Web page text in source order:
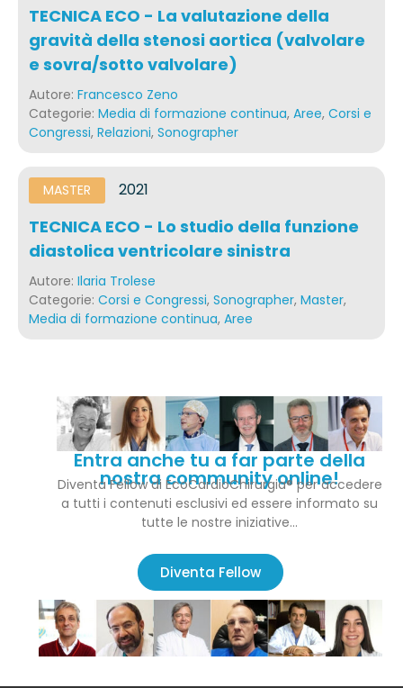
TECNICA ECO - La valutazione della
gravità della stenosi aortica (valvolare
e sovra/sotto valvolare)
Autore: Francesco Zeno
Categorie: Media di formazione continua, Aree, Corsi e
Congressi, Relazioni, Sonographer
MASTER 2021
TECNICA ECO - Lo studio della funzione
diastolica ventricolare sinistra
Autore: Ilaria Trolese
Categorie: Corsi e Congressi, Sonographer, Master,
Media di formazione continua, Aree
Entra anche tu a far parte della
nostra community online!
Diventa Fellow di EcoCardioChirurgia® per accedere
a tutti i contenuti esclusivi ed essere informato su
tutte le nostre iniziative…
Diventa Fellow